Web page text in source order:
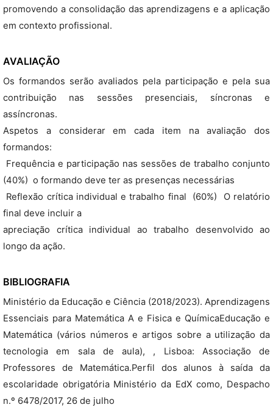
promovendo a consolidação das aprendizagens e a aplicação
em contexto profissional.
AVALIAÇÃO
Os formandos serão avaliados pela participação e pela sua
contribuição nas sessões presenciais, síncronas e
assíncronas.
Aspetos a considerar em cada item na avaliação dos
formandos:
 Frequência e participação nas sessões de trabalho conjunto
(40%)  o formando deve ter as presenças necessárias
 Reflexão crítica individual e trabalho final  (60%)  O relatório
final deve incluir a
apreciação crítica individual ao trabalho desenvolvido ao
longo da ação.
BIBLIOGRAFIA
Ministério da Educação e Ciência (2018/2023). Aprendizagens
Essenciais para Matemática A e Fisica e QuímicaEducação e
Matemática (vários números e artigos sobre a utilização da
tecnologia em sala de aula), , Lisboa: Associação de
Professores de Matemática.Perfil dos alunos à saída da
escolaridade obrigatória Ministério da EdX como, Despacho
n.º 6478/2017, 26 de julho